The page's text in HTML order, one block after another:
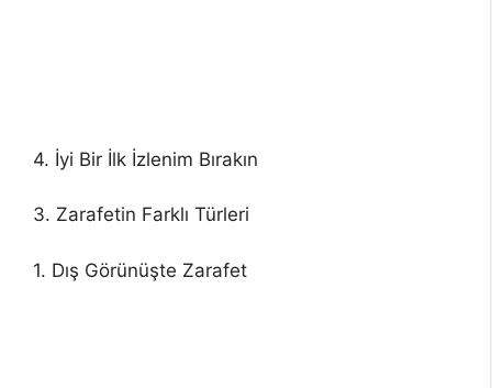
4. İyi Bir İlk İzlenim Bırakın
3. Zarafetin Farklı Türleri
1. Dış Görünüşte Zarafet